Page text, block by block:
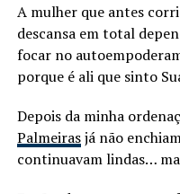
A mulher que antes
descansa em total
focar no
porque é ali que sinto
Depois da minha
Palmeirasjá não
continuavam lindas…